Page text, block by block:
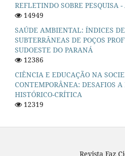
REFLETINDO SOBRE PESQUISA -
14949
SAÚDE AMBIENTAL: ÍNDICES
SUBTERRÂNEAS DE POÇOS
SUDOESTE DO PARANÁ
12386
CIÊNCIA E EDUCAÇÃO NA
CONTEMPORÂNEA: DESAFIOS
HISTÓRICO-CRÍTICA
12319
Revista Faz